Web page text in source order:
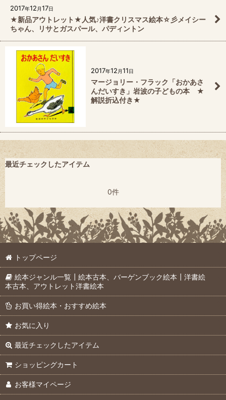
2017年12 月17日
★新品アウトレット★人気♪洋書クリスマス絵本☆彡メイシー
ちゃん、リサとガスパール、パディントン
2017年12 月11日
マージョリー・フラック「おかあさ
んだいすき」岩波の子どもの本 ★
解説折込付き★
最近チェックしたアイテム
0件
トップページ
絵本ジャンル一覧┃絵本古本、バーゲンブック絵本┃洋書絵
本古本、アウトレット洋書絵本
お買い得絵本・おすすめ絵本
お気に入り
最近チェックしたアイテム
ショッピングカート
お客様マイページ